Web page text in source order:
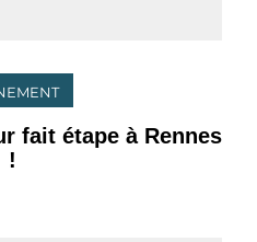
fait étape à Rennes
!